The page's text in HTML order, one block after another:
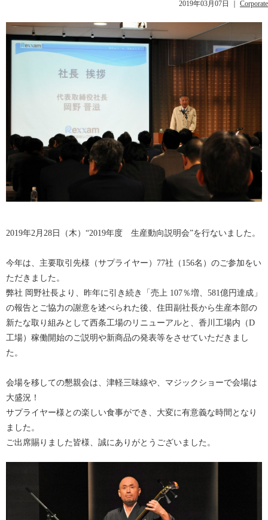
2019年03月07日 ｜ Corporate
2019年2月28日（木）“2019年度 生産動向説明会”を行ないました。
今年は、主要取引先様（サプライヤー）77社（156名）のご参加をい
ただきました。
弊社 岡野社長より、昨年に引き続き「売上 107％増、581億円達成」
の報告とご協力の謝意を述べられた後、住田副社長から生産本部の
新たな取り組みとして西条工場のリニューアルと、香川工場内（D
工場）稼働開始のご説明や新商品の発表等をさせていただきまし
た。
会場を移しての懇親会は、津軽三味線や、マジックショーで会場は
大盛況！
サプライヤー様との楽しい食事ができ、大変に有意義な時間となり
ました。
ご出席賜りました皆様、誠にありがとうございました。